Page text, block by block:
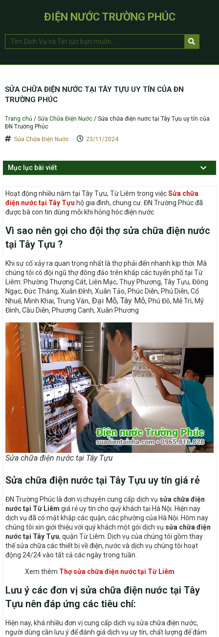
ĐIỆN NƯỚC TRƯỜNG PHÚC
SỬA CHỮA ĐIỆN NƯỚC TẠI TÂY TỰU UY TÍN CỦA ĐN
TRƯỜNG PHÚC
Trang chủ / Sửa Chữa Điện Nước / Sửa chữa điện nước tại Tây Tựu uy tín của
ĐN Trường Phúc
Sửa Chữa Điện Nước
23/11/2024
Mục lục bài viết
Hoạt động nhiều năm tại Tây Tựu, Từ Liêm trong việcSửa chữa
điện nước tại Tây Tựu hộ gia đình, chung cư. ĐN Trường Phúc đã
được bà con tin dùng mỗi khi hỏng hóc điện nước
Vì sao nên gọi cho đội thợ sửa chữa điện nước
tại Tây Tựu ?
Khi sự cố xảy ra quan trọng nhất là thợ phải đến nhanh kịp thời. Mà
chúng tôi có đội ngũ thợ đông đảo trên khắp các tuyến phố tại Từ
Liêm: Phường Thượng Cát, Liên Mạc, Thụy Phương, Tây Tựu, Đông
Ngạc, Đức Thắng, Xuân Đỉnh, Xuân Tảo, Phúc Diễn, Phú Diễn, Cổ
Nhuế, Minh Khai, Trung Văn, Đại Mỗ, Tây Mỗ, Phú Đô, Mễ Trì, Mỹ
Đình, Cầu Diễn, Phương Canh, Xuân Phương
Sửa chữa điện nước tại Tây Tựu
Sửa chữa điện nước tại Tây Tựu uy tín giá rẻ
ĐN Trường Phúc là đơn vị chuyên cung cấp dịch vụ sửa chữa điện
nước tại Từ Liêm giá rẻ uy tín cho quý khách tại Hà Nội. Hiện nay
dịch vụ đã có mặt khắp các quận, các phường của Hà Nội. Hôm nay
chúng tôi xin giới thiệu với quý khách một gói dịch vụ sửa chữa điện
nước tại Tây Tựu, quận Từ Liêm. Dịch vụ của chúng tôi gồm thay
thế sửa chữa các thiết bị về điện, nước và dịch vụ chúng tôi hoạt
động 24/24 vào tất cả các ngày trong tuần.
Xem thêm Thợ sửa chữa điện nước tại Từ Liêm
Lưu ý các đơn vị sửa chữa điện nước tại Tây
Tựu nên đáp ứng các tiêu chí:
Hiện nay, khá nhiều đơn vị cung cấp dịch vụ sửa chữa điện nước,
người dùng cần lưu ý để đánh giá dịch vụ uy tín, chất lượng để đảm